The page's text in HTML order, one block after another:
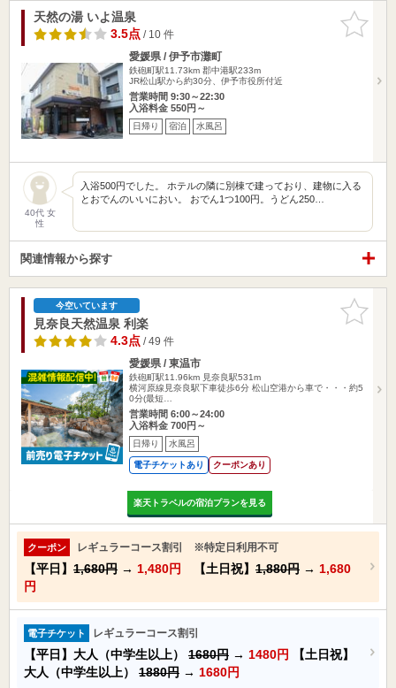
お気に入
りに追加
天然の湯 いよ温泉
3.5点/ 10 件
愛媛県 / 伊予市灘町
鉄砲町駅11.73km 郡中港駅233m
JR松山駅から約30分、伊予市役所付近
営業時間 9:30～22:30
入浴料金 550円～
日帰り 宿泊 水風呂
40代 女
性
入浴500円でした。 ホテルの隣に別棟で建っており、建物に入る
とおでんのいいにおい。 おでん1つ100円。うどん250…
関連情報から探す
お気に入
りに追加
今空いています
見奈良天然温泉 利楽
4.3点/ 49 件
愛媛県 / 東温市
鉄砲町駅11.96km 見奈良駅531m
横河原線見奈良駅下車徒歩6分 松山空港から車で・・・約5
0分(最短…
営業時間 6:00～24:00
入浴料金 700円～
日帰り 水風呂
電子チケットあり クーポンあり
楽天トラベルの宿泊プランを見る
クーポン レギュラーコース割引 ※特定日利用不可
【平日】 1,680円 → 1,480円 【土日祝】 1,880円 → 1,680
円
電子チケット レギュラーコース割引
【平日】大人（中学生以上） 1680円 → 1480円
【土日祝】
大人（中学生以上） 1880円 → 1680円